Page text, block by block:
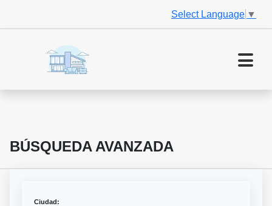
Select Language ▼
BÚSQUEDA AVANZADA
Ciudad: